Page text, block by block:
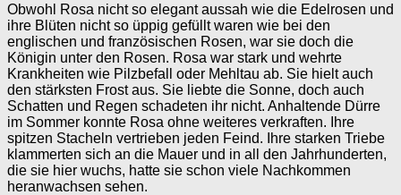
Obwohl Rosa nicht so elegant aussah wie die Edelrosen und
ihre Blüten nicht so üppig gefüllt waren wie bei den
englischen und französischen Rosen, war sie doch die
Königin unter den Rosen. Rosa war stark und wehrte
Krankheiten wie Pilzbefall oder Mehltau ab. Sie hielt auch
den stärksten Frost aus. Sie liebte die Sonne, doch auch
Schatten und Regen schadeten ihr nicht. Anhaltende Dürre
im Sommer konnte Rosa ohne weiteres verkraften. Ihre
spitzen Stacheln vertrieben jeden Feind. Ihre starken Triebe
klammerten sich an die Mauer und in all den Jahrhunderten,
die sie hier wuchs, hatte sie schon viele Nachkommen
heranwachsen sehen.